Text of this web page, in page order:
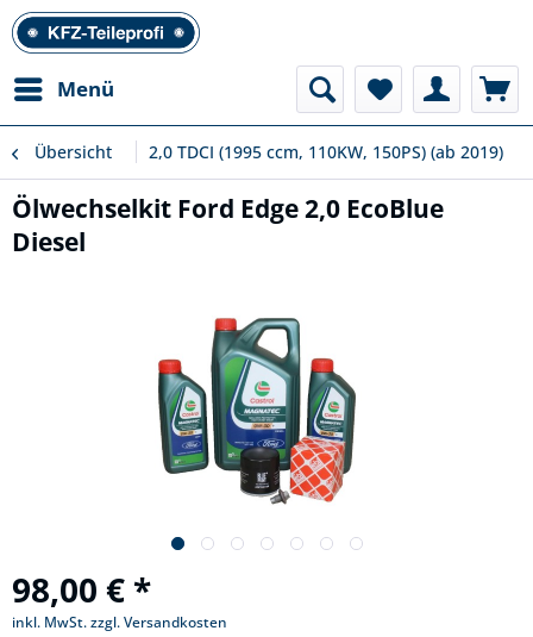
Menü
Übersicht 2,0 TDCI (1995 ccm, 110KW, 150PS) (ab 2019)
Ölwechselkit Ford Edge 2,0 EcoBlue
Diesel
98,00 € *
inkl. MwSt.zzgl. Versandkosten